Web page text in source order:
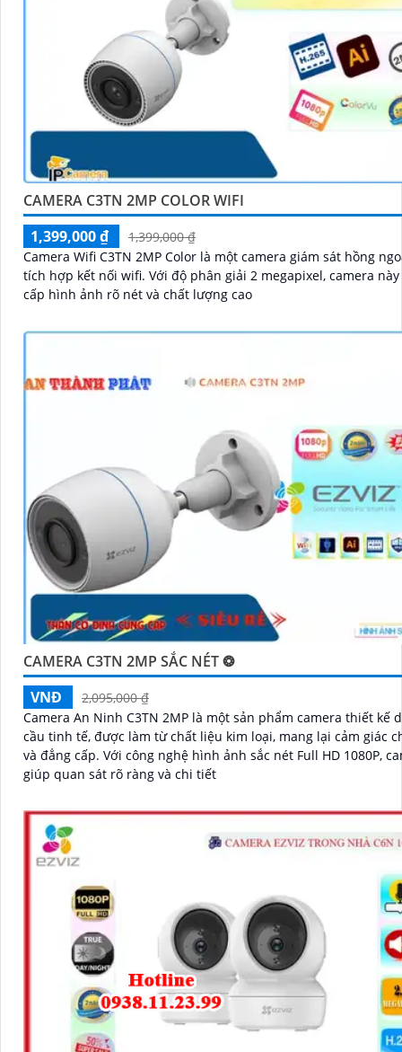
CAMERA C3TN 2MP COLOR WIFI
1,399,000 ₫
1,399,000 ₫
Camera Wifi C3TN 2MP Color là một camera giám sát hồng
tích hợp kết nối wifi. Với độ phân giải 2 megapixel, camera này cung
cấp hình ảnh rõ nét và chất lượng cao
CAMERA C3TN 2MP SẮC NÉT ❂
VNĐ
2,095,000 ₫
Camera An Ninh C3TN 2MP là một sản phẩm camera thiết kế
cầu tinh tế, được làm từ chất liệu kim loại, mang lại cảm giác
và đẳng cấp. Với công nghệ hình ảnh sắc nét Full HD 1080P, camera
giúp quan sát rõ ràng và chi tiết